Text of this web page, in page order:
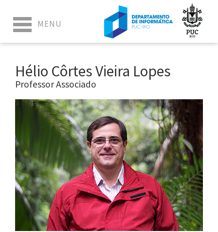
Hélio Côrtes Vieira Lopes
Professor Associado